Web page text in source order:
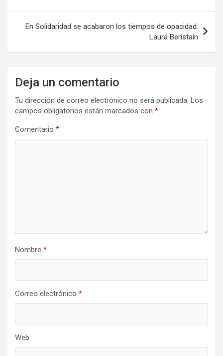
entradas
En Solidaridad se acabaron los tiempos de opacidad:
Laura Beristaín
Deja un comentario
Tu dirección de correo electrónico no será publicada. Los
campos obligatorios están marcados con *
Comentario *
Nombre *
Correo electrónico *
Web